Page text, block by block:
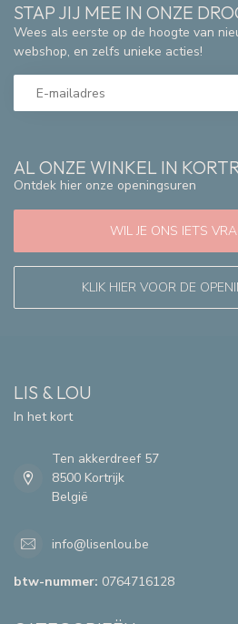
AL ONZE WINKEL IN
Ontdek hier onze openingsuren
WIL JE ONS IETS
KLIK HIER VOOR DE
STAP JIJ MEE IN ONZE
Wees als eerste op de hoogte van
webshop, en zelfs unieke acties!
LIS & LOU
In het kort
Ten akkerdreef 57
8500 Kortrijk
België
info@lisenlou.be
btw-nummer: 0764716128